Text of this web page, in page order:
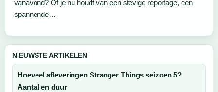
vanavond? Of je nu houdt van een stevige reportage, een
spannende…
NIEUWSTE ARTIKELEN
Hoeveel afleveringen Stranger Things seizoen 5?
Aantal en duur